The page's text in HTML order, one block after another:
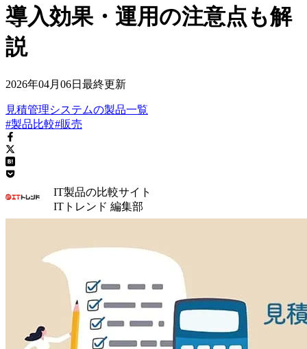
導入効果・運用の注意点も解
説
2026年04月06日 最終更新
見積管理システムの製品一覧
#製品比較#販売
IT製品の比較サイト
ITトレンド 編集部